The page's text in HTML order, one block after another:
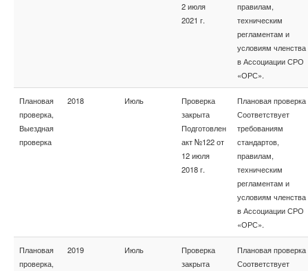
2 июля
2021 г.
правилам,
техническим
регламентам и
условиям членства
в Ассоциации СРО
«ОРС».
Плановая
проверка,
Выездная
проверка
2018 Июль
Проверка
закрыта
Подготовлен
акт №122 от
12 июля
2018 г.
Плановая проверка
Соответствует
требованиям
стандартов,
правилам,
техническим
регламентам и
условиям членства
в Ассоциации СРО
«ОРС».
Плановая
проверка,
2019 Июль
Проверка
закрыта
Плановая проверка
Соответствует